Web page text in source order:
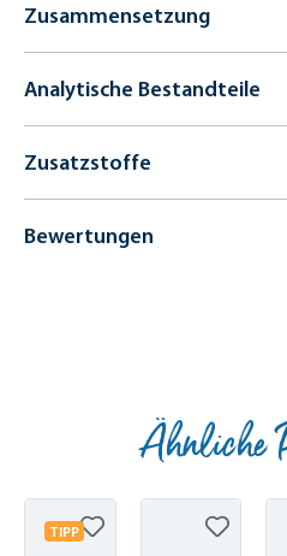
Zusammensetzung
Analytische Bestandteile
Zusatzstoffe
Bewertungen
Ähnliche
TIPP